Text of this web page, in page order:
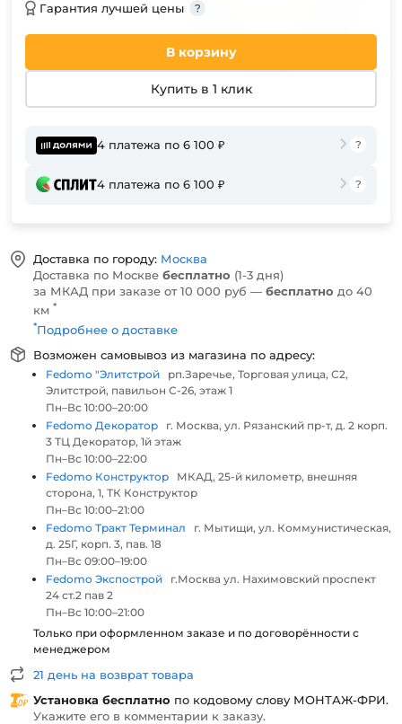
Гарантия лучшей цены
В корзину
Купить в 1 клик
4 платежа по 6 100 ₽
4 платежа по 6 100 ₽
Доставка по городу: Москва
Доставка по Москве бесплатно (1-3 дня)
за МКАД при заказе от 10 000 руб — бесплатно до 40
км *
*Подробнее о доставке
Возможен самовывоз из магазина по адресу:
Fedomo "Элитстрой
рп.Заречье, Торговая улица, С2,
Элитстрой, павильон С-26, этаж 1
Пн–Вс 10:00–20:00
Fedomo Декоратор
г. Москва, ул. Рязанский пр-т, д. 2 корп.
3 ТЦ Декоратор, 1й этаж
Пн–Вс 10:00–22:00
Fedomo Конструктор
МКАД, 25-й километр, внешняя
сторона, 1, ТК Конструктор
Пн–Вс 10:00–21:00
Fedomo Тракт Терминал
г. Мытищи, ул. Коммунистическая,
д. 25Г, корп. 3, пав. 18
Пн–Вс 09:00–19:00
Fedomo Экспострой
г.Москва ул. Нахимовский проспект
24 ст.2 пав 2
Пн–Вс 10:00–21:00
Только при оформленном заказе и по договорённости с
менеджером
21 день на возврат товара
Установка бесплатно по кодовому слову МОНТАЖ-ФРИ.
Укажите его в комментарии к заказу.